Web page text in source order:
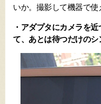
いか。撮影して機器で
・アダプタにカメラを
て、あとは待つだけのシ